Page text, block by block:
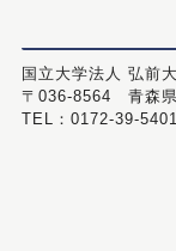
国立大学法人 弘前
〒036-8564 青森
TEL：0172-39-